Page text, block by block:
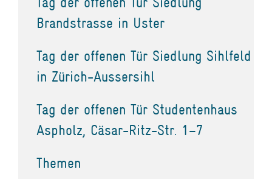
Brandstrasse in Uster
Tag der offenen Tür Siedlung Sihlfeld
in Zürich-Aussersihl
Tag der offenen Tür Studentenhaus
Aspholz, Cäsar-Ritz-Str. 1–7
Themen